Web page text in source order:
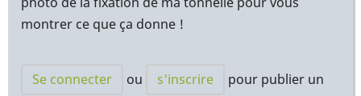
montrer ce que ça donne !
Se connecter ou s'inscrire
pour publier un